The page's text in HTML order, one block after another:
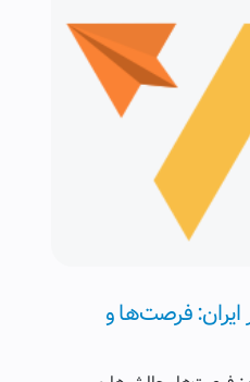
فرصت‌ها و